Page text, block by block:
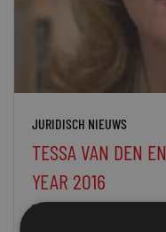
JURIDISCH NIEUWS
TESSA VAN DEN
YEAR 2016
15 december 2016